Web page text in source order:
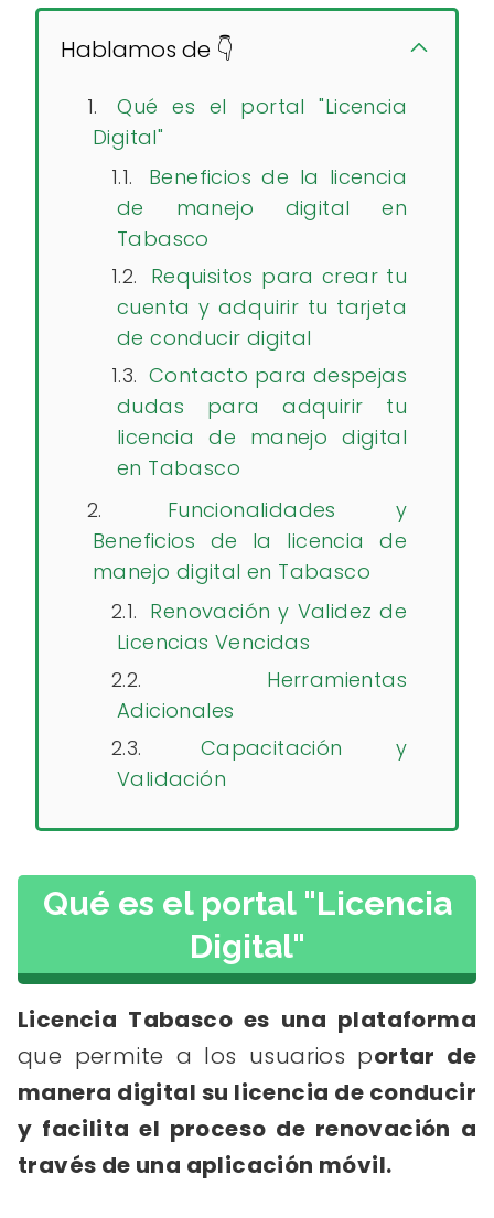
Hablamos de 👇
Qué es el portal "Licencia
Digital"
Beneficios de la licencia
de manejo digital en
Tabasco
Requisitos para crear tu
cuenta y adquirir tu tarjeta
de conducir digital
Contacto para despejas
dudas para adquirir tu
licencia de manejo digital
en Tabasco
Funcionalidades y
Beneficios de la licencia de
manejo digital en Tabasco
Renovación y Validez de
Licencias Vencidas
Herramientas
Adicionales
Capacitación y
Validación
Qué es el portal "Licencia
Digital"
Licencia Tabasco es una plataforma
que permite a los usuarios portar de
manera digital su licencia de conducir
y facilita el proceso de renovación a
través de una aplicación móvil.